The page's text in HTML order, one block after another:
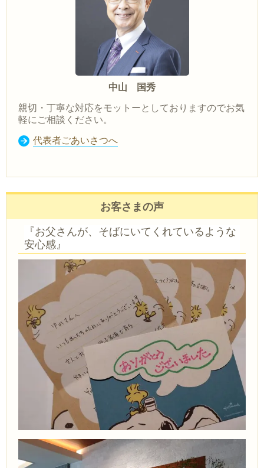
中山 国秀
親切・丁寧な対応をモットーとしておりますのでお気
軽にご相談ください。
代表者ごあいさつへ
お客さまの声
『お父さんが、そばにいてくれているような
安心感』